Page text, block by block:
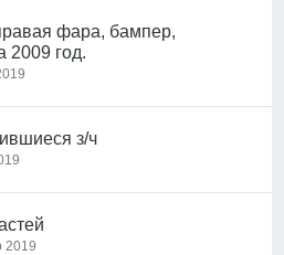
фара, бампер,
2009 год.
з/ч
2019